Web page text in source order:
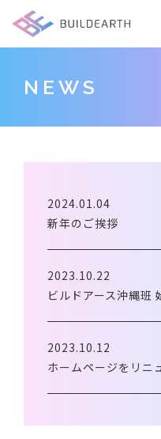
NEWS
2024.01.04
新年のご挨拶
2023.10.22
ビルドアース沖縄班
2023.10.12
ホームページをリニ